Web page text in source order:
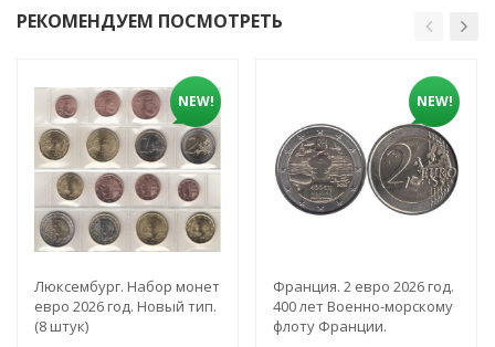
РЕКОМЕНДУЕМ ПОСМОТРЕТЬ
NEW!
Люксембург. Набор монет
евро 2026 год. Новый тип.
(8 штук)
NEW!
Франция. 2 евро 2026 год.
400 лет Военно-морскому
флоту Франции.